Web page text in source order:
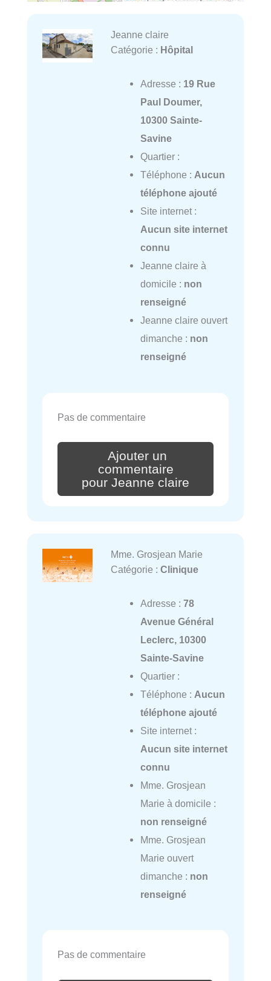
Jeanne claire
Catégorie : Hôpital
Adresse : 19 Rue
Paul Doumer,
10300 Sainte-
Savine
Quartier :
Téléphone : Aucun
téléphone ajouté
Site internet :
Aucun site internet
connu
Jeanne claire à
domicile : non
renseigné
Jeanne claire ouvert
dimanche : non
renseigné
Pas de commentaire
Ajouter un
commentaire
pour Jeanne claire
Mme. Grosjean Marie
Catégorie : Clinique
Adresse : 78
Avenue Général
Leclerc, 10300
Sainte-Savine
Quartier :
Téléphone : Aucun
téléphone ajouté
Site internet :
Aucun site internet
connu
Mme. Grosjean
Marie à domicile :
non renseigné
Mme. Grosjean
Marie ouvert
dimanche : non
renseigné
Pas de commentaire